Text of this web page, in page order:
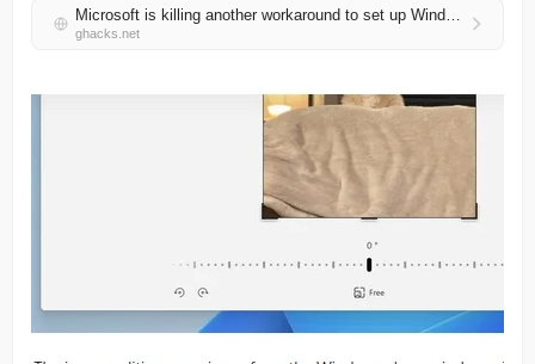
Microsoft is killing another workaround to set up Windows 11 without a Microsoft account
ghacks.net